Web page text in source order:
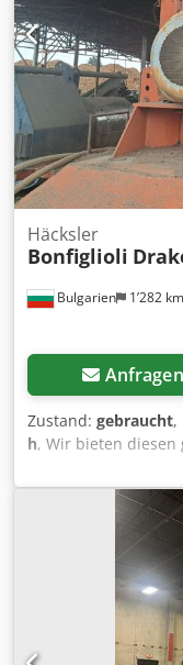
Bulgarien 1’282 km
Häcksler
Bonfiglioli
Anfragen
Zustand: gebraucht,
h, Wir bieten diesen
Hammermühlen-
Leistung des
400/690 V
Lieferumfang
magnetische
Abscheider für
Förderbänder und
zusätzliche
Nachricht oder